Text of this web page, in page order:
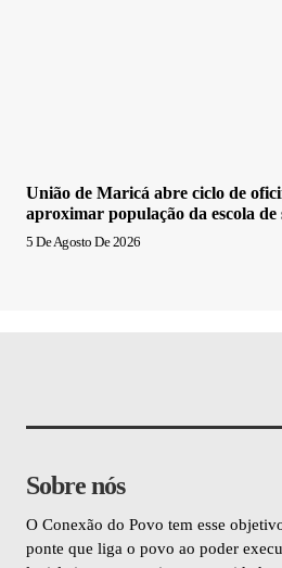
União de Maricá abre ciclo de
aproximar população da escola de
5 De Agosto De 2026
Sobre nós
O Conexão do Povo tem esse
ponte que liga o povo ao poder